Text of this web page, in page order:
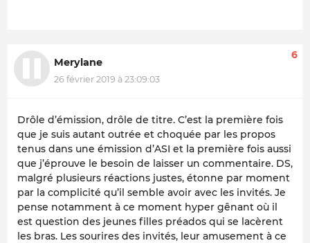
Merylane
26 février 2019 à 23:09:03
6
Drôle d’émission, drôle de titre. C’est la première fois
que je suis autant outrée et choquée par les propos
tenus dans une émission d’ASI et la première fois aussi
que j’éprouve le besoin de laisser un commentaire. DS,
malgré plusieurs réactions justes, étonne par moment
par la complicité qu’il semble avoir avec les invités. Je
pense notamment à ce moment hyper gênant où il
est question des jeunes filles préados qui se lacèrent
les bras. Les sourires des invités, leur amusement à ce